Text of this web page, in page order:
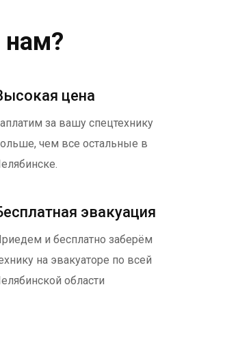
нам?
цена
за вашу спецтехнику
чем все остальные в
эвакуация
и бесплатно заберём
на эвакуаторе по всей
области